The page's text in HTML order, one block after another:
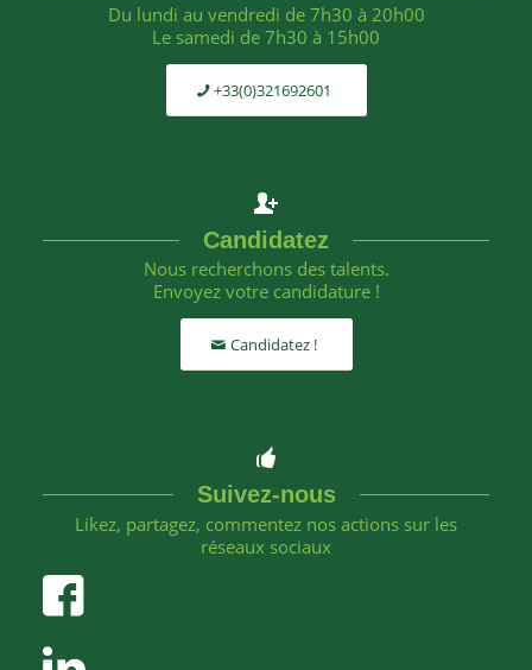
Du lundi au vendredi de 7h30 à 20h00
Le samedi de 7h30 à 15h00
+33(0)321692601
Candidatez
Nous recherchons des talents.
Envoyez votre candidature !
Candidatez !
Suivez-nous
Likez, partagez, commentez nos actions sur les
réseaux sociaux